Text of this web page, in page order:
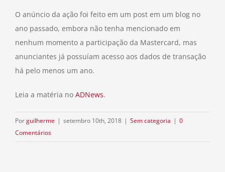
O anúncio da ação foi feito em um post em um blog no
ano passado, embora não tenha mencionado em
nenhum momento a participação da Mastercard, mas
anunciantes já possuíam acesso aos dados de transação
há pelo menos um ano.
Leia a matéria no ADNews.
Porguilherme | setembro 10th, 2018 | Sem categoria | 0
Comentários